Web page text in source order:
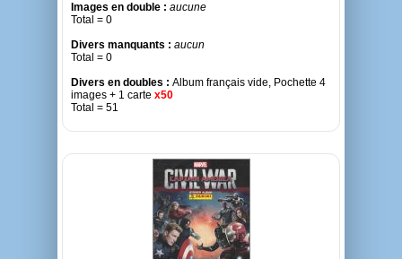
Images en double : aucune
Total = 0
Divers manquants : aucun
Total = 0
Divers en doubles : Album français vide, Pochette 4
images + 1 carte x50
Total = 51